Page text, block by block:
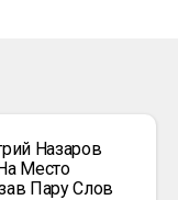
Назаров
Место
Пару Слов